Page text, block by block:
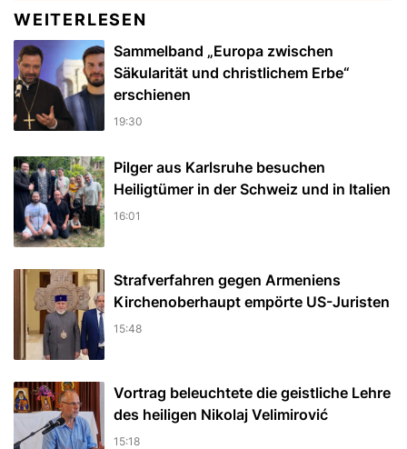
WEITERLESEN
Sammelband „Europa zwischen
Säkularität und christlichem Erbe“
erschienen
19:30
Pilger aus Karlsruhe besuchen
Heiligtümer in der Schweiz und in Italien
16:01
Strafverfahren gegen Armeniens
Kirchenoberhaupt empörte US-Juristen
15:48
Vortrag beleuchtete die geistliche Lehre
des heiligen Nikolaj Velimirović
15:18